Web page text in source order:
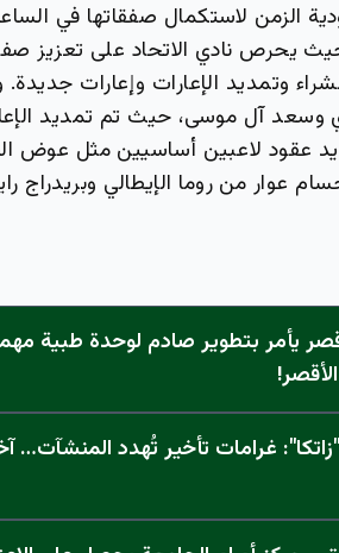
الزمن لاستكمال صفقاتها في
2024-2025، حيث يحرص نادي الاتحاد على
وتمديد الإعارات وإعارات جديدة.
وسعد آل موسى، حيث تم تمديد
عقود لاعبين أساسيين مثل عوض
عوار من روما الإيطالي وبريدراج
يأمر بتطوير صادم لوحدة طبية
غرامات تأخير تُهدد المنشآت…